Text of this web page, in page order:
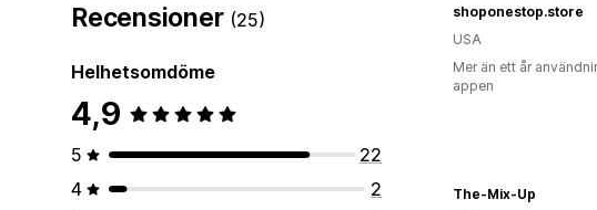
Recensioner (25)
Helhetsomdöme
4,9
5
22
4
2
shoponestop.store
USA
Mer än ett år
appen
The-Mix-Up